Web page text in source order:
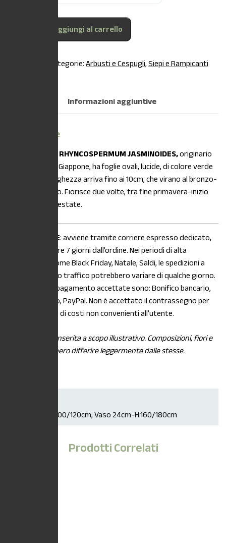
Aggiungi al carrello
Categorie:Arbusti e Cespugli,Siepi e Rampicanti
Informazioni aggiuntive
Descrizione
DESCRIZIONE: RHYNCOSPERMUM JASMINOIDES,originario
di Cina, Corea e Giappone, ha foglie ovali, lucide, di colore verde
scuro, la cui lunghezza arriva fino ai 10cm, che virano al bronzo-
rosso in inverno. Fiorisce due volte, tra fine primavera-inizio
estate e a fine estate.
SPEDIZIONE: avviene tramite corriere espresso dedicato,
entro e non oltre 7 giorni dall’ordine. Nei periodi di alta
stagionalità, come Black Friday, Natale, Saldi, le spedizioni a
causa di intenso traffico potrebbero variare di qualche giorno.
Le modalità di pagamento accettate sono: Bonifico bancario,
Carta di credito, PayPal. Non è accettato il contrassegno per
maggiorazione di costi non convenienti all’utente.
*L’immagine è inserita a scopo illustrativo. Composizioni, fiori e
piante potrebbero differire leggermente dalle stesse.
Vaso 18cm-H100/120cm, Vaso 24cm-H.160/180cm
Prodotti Correlati